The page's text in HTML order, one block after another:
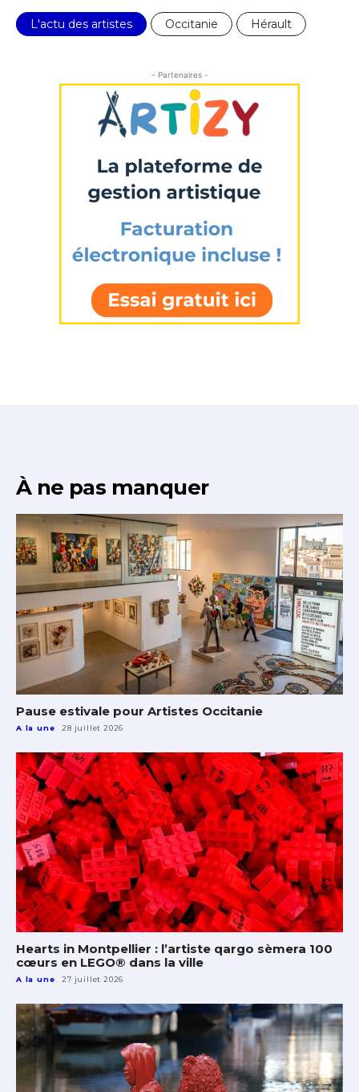
L'actu des artistes Occitanie Hérault
- Partenaires -
À ne pas manquer
Pause estivale pour Artistes Occitanie
A la une 28 juillet 2026
Hearts in Montpellier : l’artiste qargo sèmera 100
cœurs en LEGO® dans la ville
A la une 27 juillet 2026